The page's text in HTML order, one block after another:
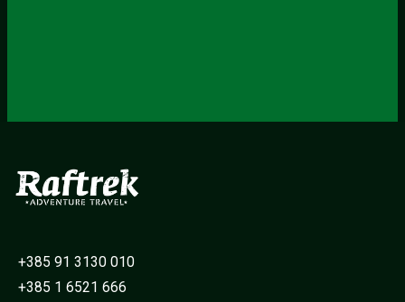
+385 91 3130 010
+385 1 6521 666